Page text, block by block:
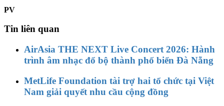
PV
Tin liên quan
AirAsia THE NEXT Live Concert 2026: Hành
trình âm nhạc đổ bộ thành phố biển Đà Nẵng
MetLife Foundation tài trợ hai tổ chức tại Việt
Nam giải quyết nhu cầu cộng đồng